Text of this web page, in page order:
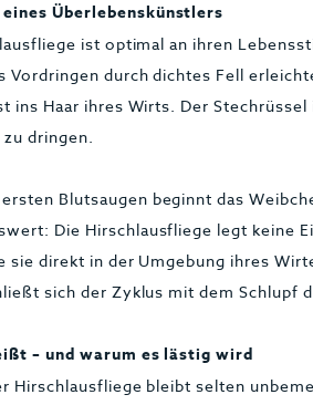
Überlebenskünstlers
ist optimal an ihren
Vordringen durch dichtes Fell
ins Haar ihres Wirts. Der
dringen.
Blutsaugen beginnt das
Die Hirschlausfliege legt keine
sie direkt in der Umgebung ihres
sich der Zyklus mit dem Schlupf
– und warum es lästig wird
Hirschlausfliege bleibt selten